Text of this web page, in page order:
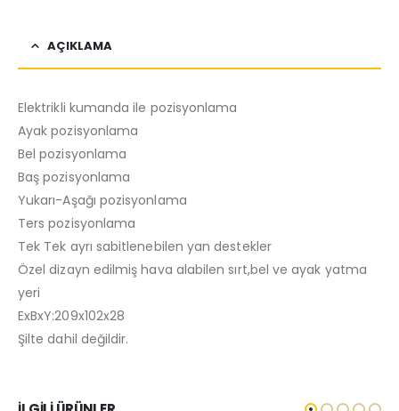
AÇIKLAMA
Elektrikli kumanda ile pozisyonlama
Ayak pozisyonlama
Bel pozisyonlama
Baş pozisyonlama
Yukarı-Aşağı pozisyonlama
Ters pozisyonlama
Tek Tek ayrı sabitlenebilen yan destekler
Özel dizayn edilmiş hava alabilen sırt,bel ve ayak yatma
yeri
ExBxY:209x102x28
Şilte dahil değildir.